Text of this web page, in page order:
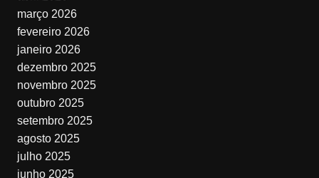
março 2026
fevereiro 2026
janeiro 2026
dezembro 2025
novembro 2025
outubro 2025
setembro 2025
agosto 2025
julho 2025
junho 2025